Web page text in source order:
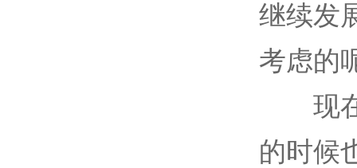
继续发
考虑的
现在
的时候